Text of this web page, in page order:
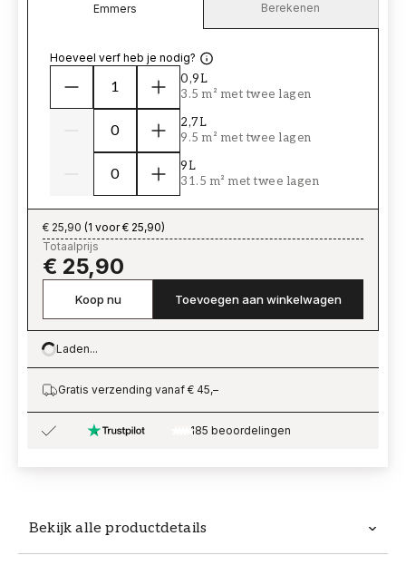
Bekijk alle productdetails
Emmers Berekenen
Hoeveel verf heb je nodig?
0,9L
3.5 m² met twee lagen
2,7L
9.5 m² met twee lagen
9L
31.5 m² met twee lagen
€ 25,90 (1 voor € 25,90)
Totaalprijs
€ 25,90
Koop nu Toevoegen aan winkelwagen
Loading…
Laden...
Gratis verzending vanaf € 45,–
185 beoordelingen